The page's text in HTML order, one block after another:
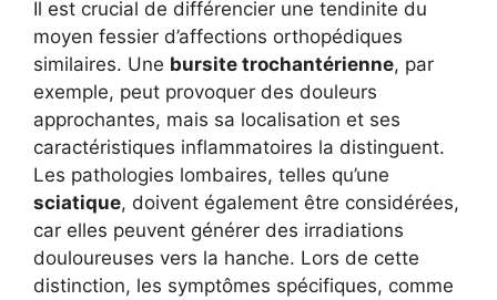
Il est crucial de différencier une tendinite du
moyen fessier d’affections orthopédiques
similaires. Une bursite trochantérienne, par
exemple, peut provoquer des douleurs
approchantes, mais sa localisation et ses
caractéristiques inflammatoires la distinguent.
Les pathologies lombaires, telles qu’une
sciatique, doivent également être considérées,
car elles peuvent générer des irradiations
douloureuses vers la hanche. Lors de cette
distinction, les symptômes spécifiques, comme